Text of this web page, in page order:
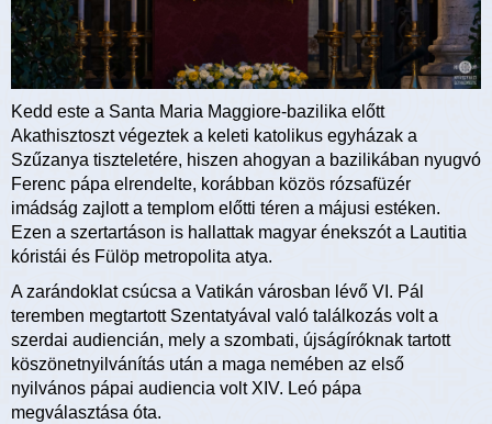
Kedd este a Santa Maria Maggiore-bazilika előtt
Akathisztoszt végeztek a keleti katolikus egyházak a
Szűzanya tiszteletére, hiszen ahogyan a bazilikában nyugvó
Ferenc pápa elrendelte, korábban közös rózsafüzér
imádság zajlott a templom előtti téren a májusi estéken.
Ezen a szertartáson is hallattak magyar énekszót a Lautitia
kóristái és Fülöp metropolita atya.
A zarándoklat csúcsa a Vatikán városban lévő VI. Pál
teremben megtartott Szentatyával való találkozás volt a
szerdai audiencián, mely a szombati, újságíróknak tartott
köszönetnyilvánítás után a maga nemében az első
nyilvános pápai audiencia volt XIV. Leó pápa
megválasztása óta.